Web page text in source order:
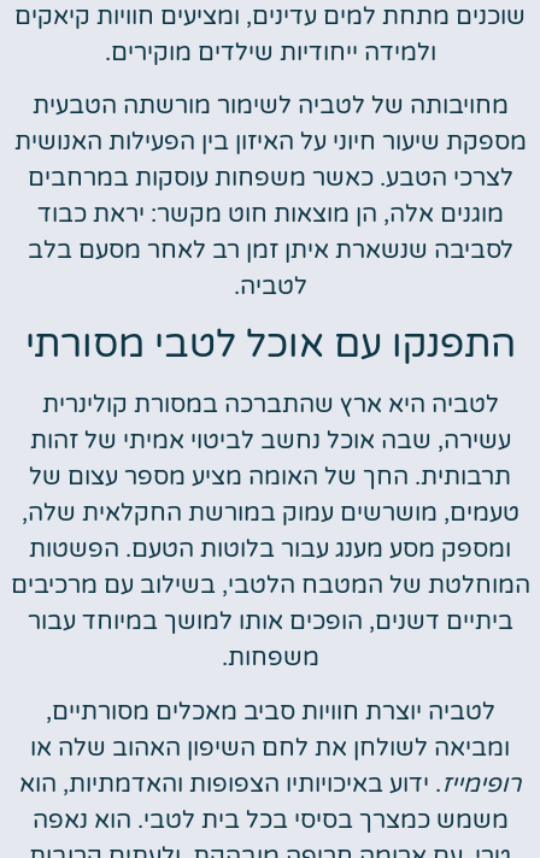
שוכנים מתחת למים עדינים, ומציעים חוויות קיאקים
ולמידה ייחודיות שילדים מוקירים.
מחויבותה של לטביה לשימור מורשתה הטבעית
מספקת שיעור חיוני על האיזון בין הפעילות האנושית
לצרכי הטבע. כאשר משפחות עוסקות במרחבים
מוגנים אלה, הן מוצאות חוט מקשר: יראת כבוד
לסביבה שנשארת איתן זמן רב לאחר מסעם בלב
לטביה.
התפנקו עם אוכל לטבי מסורתי
לטביה היא ארץ שהתברכה במסורת קולינרית
עשירה, שבה אוכל נחשב לביטוי אמיתי של זהות
תרבותית. החך של האומה מציע מספר עצום של
טעמים, מושרשים עמוק במורשת החקלאית שלה,
ומספק מסע מענג עבור בלוטות הטעם. הפשטות
המוחלטת של המטבח הלטבי, בשילוב עם מרכיבים
ביתיים דשנים, הופכים אותו למושך במיוחד עבור
משפחות.
לטביה יוצרת חוויות סביב מאכלים מסורתיים,
ומביאה לשולחן את לחם השיפון האהוב שלה או
רופימייז. ידוע באיכויותיו הצפופות והאדמתיות, הוא
משמש כמצרך בסיסי בכל בית לטבי. הוא נאפה